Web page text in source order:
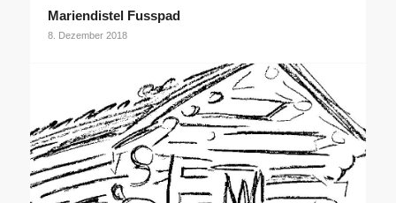
Mariendistel Fusspad
8. Dezember 2018